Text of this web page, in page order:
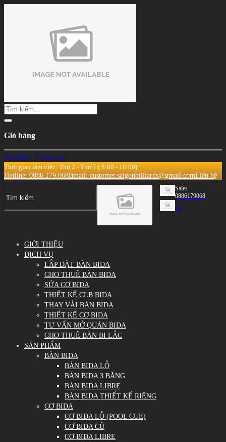
Giỏ hàng
Mua thêm Thanh toán
Thời gian làm việc: Thứ 2 - Thứ 7 ( 8:00 - 18:00)
Hotline: 0886.179.068Email: customer.saigonbilliards@gmail.comLiên hệ
Sales
0886179068
0
GIỚI THIỆU
DỊCH VỤ
LẮP ĐẶT BÀN BIDA
CHO THUÊ BÀN BIDA
SỬA CƠ BIDA
THIẾT KẾ CLB BIDA
THAY VẢI BÀN BIDA
THIẾT KẾ CƠ BIDA
TƯ VẤN MỞ QUÁN BIDA
CHO THUÊ BÀN BI LẮC
SẢN PHẨM
BÀN BIDA
BÀN BIDA LỖ
BÀN BIDA 3 BĂNG
BÀN BIDA LIBRE
BÀN BIDA THIẾT KẾ RIÊNG
CƠ BIDA
CƠ BIDA LỖ (POOL CUE)
CƠ BIDA CŨ
CƠ BIDA LIBRE